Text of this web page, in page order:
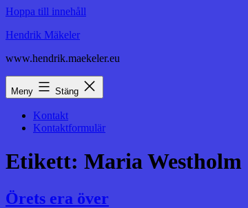
Hoppa till innehåll
Hendrik Mäkeler
www.hendrik.maekeler.eu
Meny Stäng
Kontakt
Kontaktformulär
Etikett: Maria Westholm
Örets era över